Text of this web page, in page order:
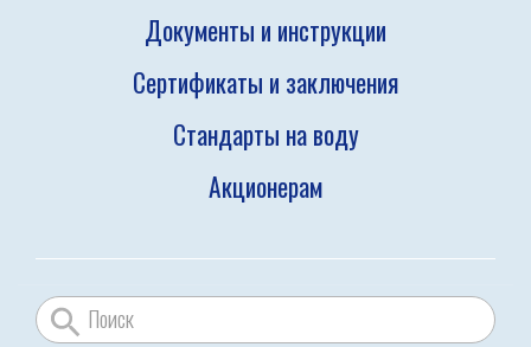
Документы и инструкции
Сертификаты и заключения
Стандарты на воду
Акционерам